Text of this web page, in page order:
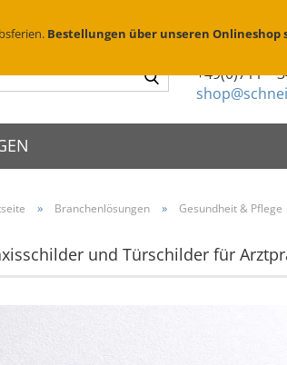
+49(0)711 –
Bestellungen über unseren
Sprühschablonen Edelstahl
Brennschablonen für Holz
geschliffen
brüniert
» Branchenlösungen » Gesundheit & Pflege
und Türschilder für